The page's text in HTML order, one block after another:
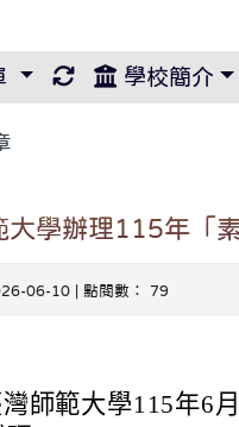
重新取得佈景設
學校簡介
大學辦理115年「
06-10 | 點閱數： 79
師範大學115年6